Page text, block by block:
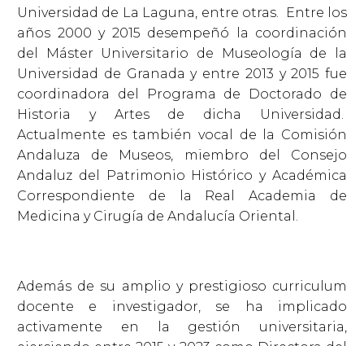
Universidad de La Laguna, entre otras. Entre los
años 2000 y 2015 desempeñó la coordinación
del Máster Universitario de Museología de la
Universidad de Granada y entre 2013 y 2015 fue
coordinadora del Programa de Doctorado de
Historia y Artes de dicha Universidad.
Actualmente es también vocal de la Comisión
Andaluza de Museos, miembro del Consejo
Andaluz del Patrimonio Histórico y Académica
Correspondiente de la Real Academia de
Medicina y Cirugía de Andalucía Oriental.
Además de su amplio y prestigioso curriculum
docente e investigador, se ha implicado
activamente en la gestión universitaria,